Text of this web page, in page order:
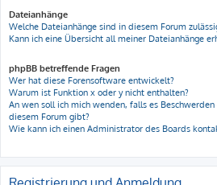
Dateianhänge
Welche Dateianhänge sind in diesem Forum
Kann ich eine Übersicht all meiner Dateianhänge
phpBB betreffende Fragen
Wer hat diese Forensoftware entwickelt?
Warum ist Funktion x oder y nicht enthalten?
An wen soll ich mich wenden, falls es
diesem Forum gibt?
Wie kann ich einen Administrator des Boards